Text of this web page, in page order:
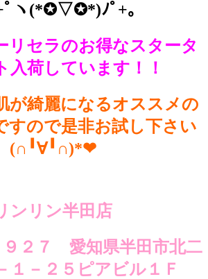
ﾟヽ(*✪▽✪*)ﾉﾟ+｡
リセラのお得なスタータ
入荷しています！！
が綺麗になるオススメの
すので是非お試し下さい
(∩╹∀╹∩)*❤
ンリン半田店
９２７ 愛知県半田市北二
１－２５ピアビル１Ｆ